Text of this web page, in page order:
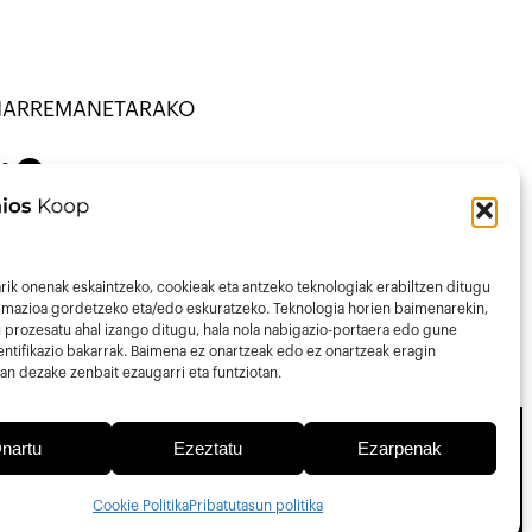
onenak eskaintzeko, cookieak eta antzeko teknologiak erabiltzen ditugu
gordetzeko eta/edo eskuratzeko. Teknologia horien baimenarekin,
prozesatu ahal izango ditugu, hala nola nabigazio-portaera edo gune
bakarrak. Baimena ez onartzeak edo ez onartzeak eragin
dezake zenbait ezaugarri eta funtziotan.
Ezeztatu Ezarpenak
Cookie PolitikaPribatutasun politika
Mail
Pribatutasun PolitikaLege-oharraCookie Politika